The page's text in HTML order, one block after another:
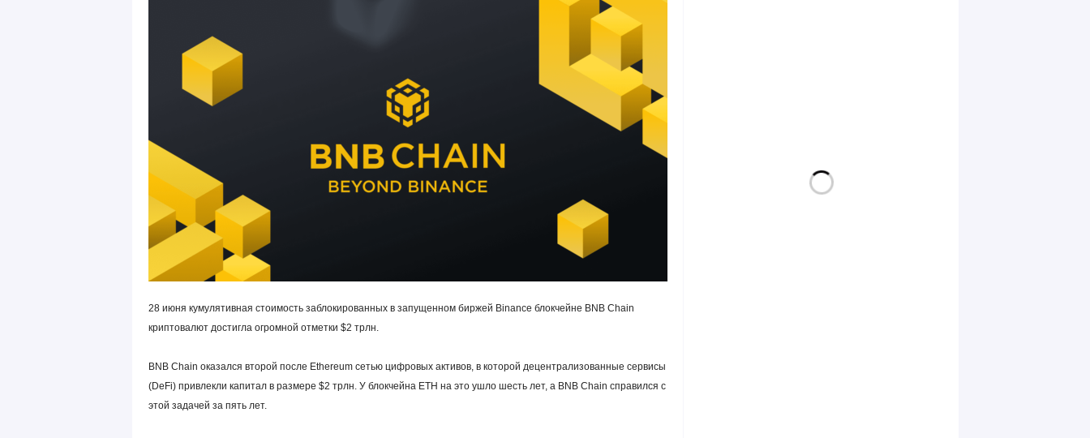
28 июня кумулятивная стоимость заблокированных в запущенном биржей Binance блокчейне BNB Chain
криптовалют достигла огромной отметки $2 трлн.
BNB Chain оказался второй после Ethereum сетью цифровых активов, в которой децентрализованные сервисы
(DeFi) привлекли капитал в размере $2 трлн. У блокчейна ETH на это ушло шесть лет, а BNB Chain справился с
этой задачей за пять лет.